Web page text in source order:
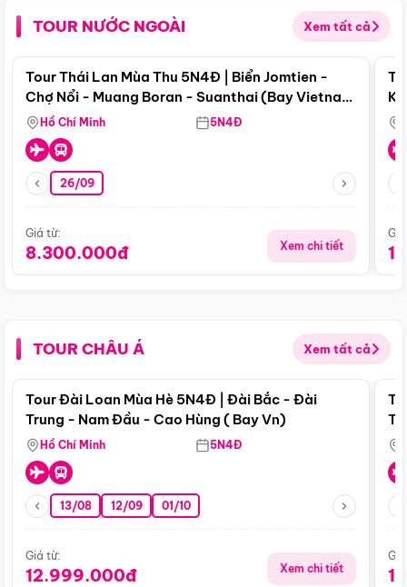
TOUR NƯỚC NGOÀI Xem tất cả
Điểm nổi bật
Tour Thái Lan Mùa Thu 5N4Đ | Biển Jomtien -
Chợ Nổi - Muang Boran - Suanthai (Bay Vietnam
Airlines)
Hồ Chí Minh 5N4Đ
26/09
Giá từ:
8.300.000đ Xem chi tiết
TOUR CHÂU Á Xem tất cả
Điểm nổi bật
Tour Đài Loan Mùa Hè 5N4Đ | Đài Bắc - Đài
Trung - Nam Đầu - Cao Hùng ( Bay Vn)
Hồ Chí Minh 5N4Đ
13/08 12/09 01/10
Giá từ:
12.999.000đ Xem chi tiết